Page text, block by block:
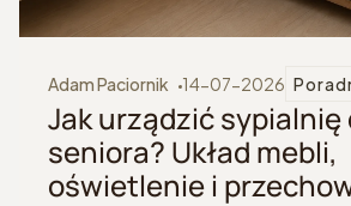
Adam Paciornik 14-07-2026
Jak urządzić sypialnię
seniora? Układ mebli,
oświetlenie i